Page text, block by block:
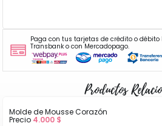
Paga con tus tarjetas de crédito o
Transbank o con Mercadopago.
Productos
Molde de Mousse Corazón
Precio 4.000 $